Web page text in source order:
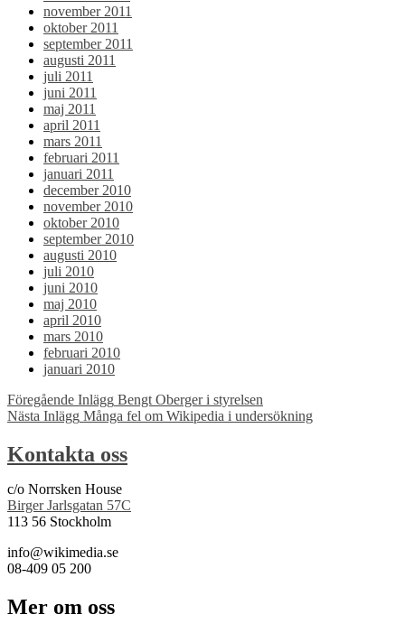
november 2011
oktober 2011
september 2011
augusti 2011
juli 2011
juni 2011
maj 2011
april 2011
mars 2011
februari 2011
januari 2011
december 2010
november 2010
oktober 2010
september 2010
augusti 2010
juli 2010
juni 2010
maj 2010
april 2010
mars 2010
februari 2010
januari 2010
Inläggsnavigering
Föregående Inlägg Bengt Oberger i styrelsen
Nästa Inlägg Många fel om Wikipedia i undersökning
Kontakta oss
c/o Norrsken House
Birger Jarlsgatan 57C
113 56 Stockholm
info@wikimedia.se
08-409 05 200
Mer om oss